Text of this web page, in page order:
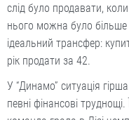
слід було продавати, коли
нього можна було
ідеальний трансфер:
рік продати за 42.
У “Динамо” ситуація
певні фінансові